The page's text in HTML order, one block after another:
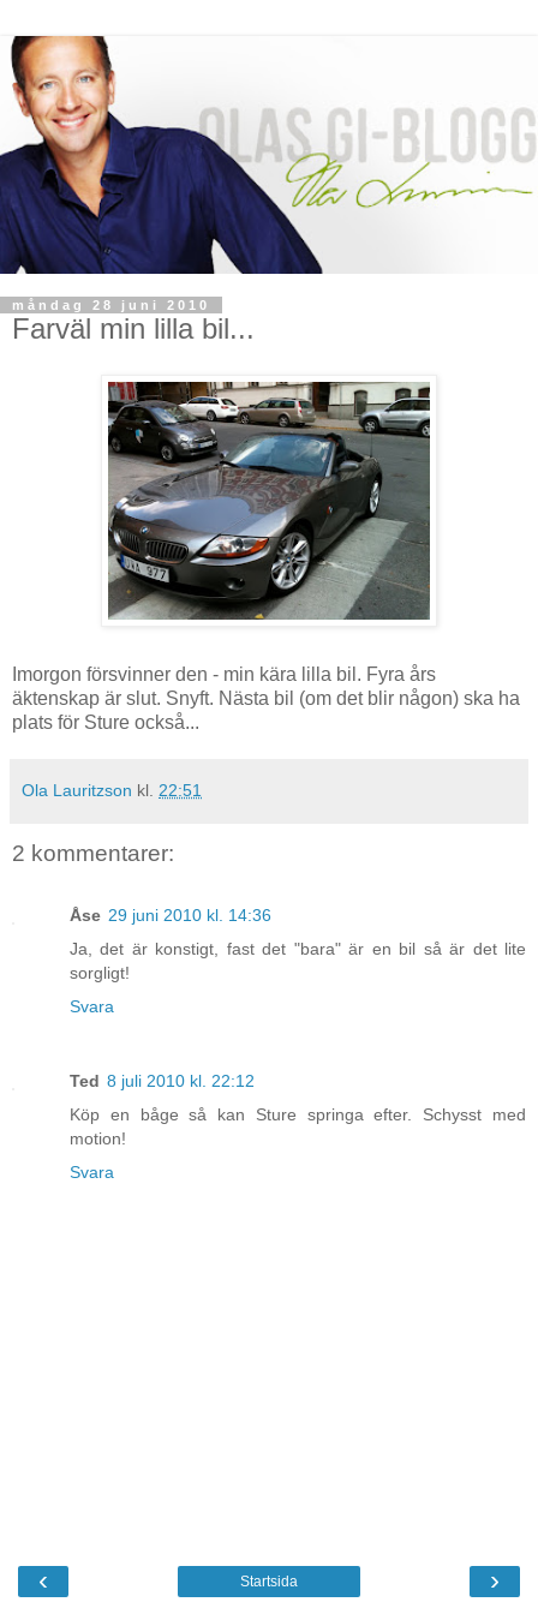
måndag 28 juni 2010
Farväl min lilla bil...
Imorgon försvinner den - min kära lilla bil. Fyra års
äktenskap är slut. Snyft. Nästa bil (om det blir någon) ska ha
plats för Sture också...
Ola Lauritzson kl. 22:51
2 kommentarer:
Åse 29 juni 2010 kl. 14:36
Ja, det är konstigt, fast det "bara" är en bil så är det lite
sorgligt!
Svara
Ted 8 juli 2010 kl. 22:12
Köp en båge så kan Sture springa efter. Schysst med
motion!
Svara
‹ ›
Startsida